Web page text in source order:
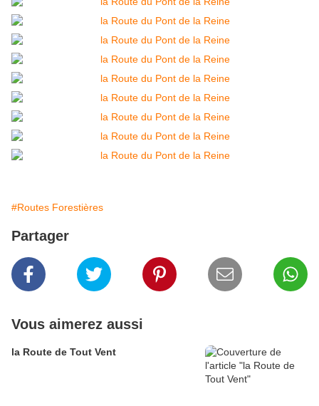
#Routes Forestières
Partager
Vous aimerez aussi
la Route de Tout Vent